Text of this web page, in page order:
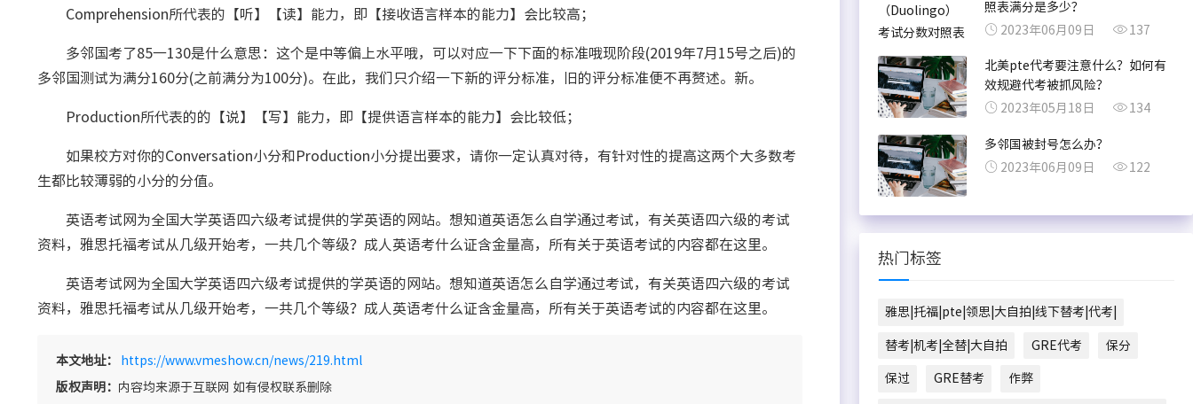
Comprehension所代表的【听】【读】能力，即【接收语言样本的能力】会比较高；
多邻国考了85一130是什么意思：这个是中等偏上水平哦，可以对应一下下面的标准哦现阶段(2019年7月15号之后)的
多邻国测试为满分160分(之前满分为100分)。在此，我们只介绍一下新的评分标准，旧的评分标准便不再赘述。新。
Production所代表的的【说】【写】能力，即【提供语言样本的能力】会比较低；
如果校方对你的Conversation小分和Production小分提出要求，请你一定认真对待，有针对性的提高这两个大多数考
生都比较薄弱的小分的分值。
英语考试网为全国大学英语四六级考试提供的学英语的网站。想知道英语怎么自学通过考试，有关英语四六级的考试
资料，雅思托福考试从几级开始考，一共几个等级？成人英语考什么证含金量高，所有关于英语考试的内容都在这里。
英语考试网为全国大学英语四六级考试提供的学英语的网站。想知道英语怎么自学通过考试，有关英语四六级的考试
资料，雅思托福考试从几级开始考，一共几个等级？成人英语考什么证含金量高，所有关于英语考试的内容都在这里。
本文地址： https://www.vmeshow.cn/news/219.html
版权声明： 内容均来源于互联网 如有侵权联系删除
照表满分是多少？
2023年06月09日
137
北美pte代考要注意什么？如何有
效规避代考被抓风险？
2023年05月18日
134
多邻国被封号怎么办？
2023年06月09日
122
热门标签
雅思|托福|pte|领思|大自拍|线下替考|代考|
替考|机考|全替|大自拍 GRE代考 保分
保过 GRE替考 作弊